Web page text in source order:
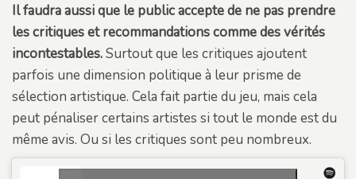
Il faudra aussi que le public accepte de ne pas prendre
les critiques et recommandations comme des vérités
incontestables.Surtout que les critiques ajoutent
parfois une dimension politique à leur prisme de
sélection artistique. Cela fait partie du jeu, mais cela
peut pénaliser certains artistes si tout le monde est du
même avis. Ou si les critiques sont peu nombreux.